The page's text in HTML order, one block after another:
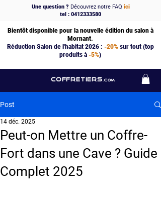
COFFRETIERS .COM
Une question ?Découvrez notre FAQ ici
tel : 0412333580
Bientôt disponible pour la nouvelle édition du salon à
Mornant.
Réduction Salon de l'habitat 2026 : -20%sur tout (top
produits à -5%)
Post
Peut-on Mettre un Coffre-
Fort dans une Cave ? Guide
Complet 2025
14 déc. 2025